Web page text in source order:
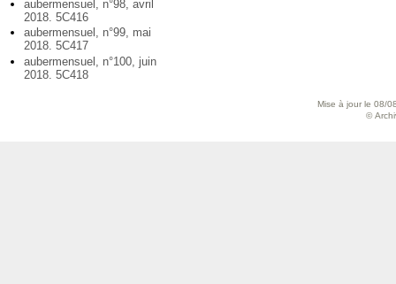
aubermensuel, n°98, avril
2018. 5C416
aubermensuel, n°99, mai
2018. 5C417
aubermensuel, n°100, juin
2018. 5C418
Mise à jour le 08/
©